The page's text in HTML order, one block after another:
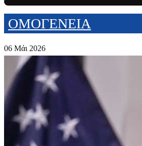
ΟΜΟΓΕΝΕΙΑ
06 Μάι 2026